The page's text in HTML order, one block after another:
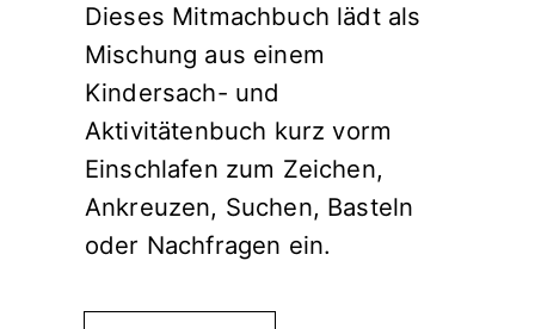
Dieses Mitmachbuch lädt als
Mischung aus einem
Kindersach- und
Aktivitätenbuch kurz vorm
Einschlafen zum Zeichen,
Ankreuzen, Suchen, Basteln
oder Nachfragen ein.